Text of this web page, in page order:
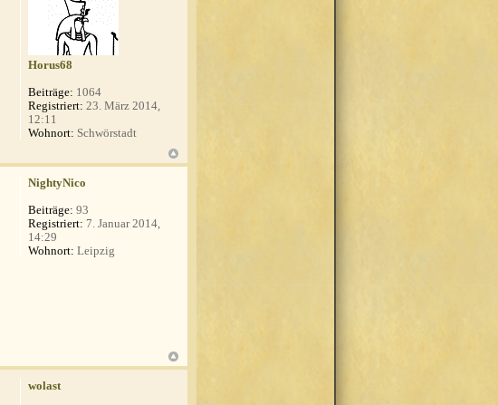
Horus68
Beiträge: 1064
Registriert: 23. März 2014,
12:11
Wohnort: Schwörstadt
NightyNico
Beiträge: 93
Registriert: 7. Januar 2014,
14:29
Wohnort: Leipzig
wolast